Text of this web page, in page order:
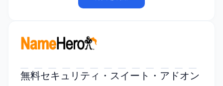
無料セキュリティ・スイート・アドオン